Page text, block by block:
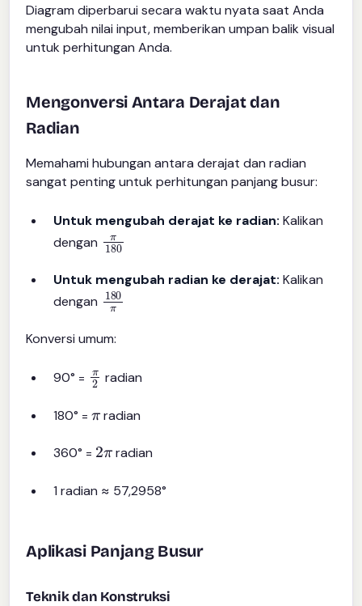
Diagram diperbarui secara waktu nyata saat Anda
mengubah nilai input, memberikan umpan balik visual
untuk perhitungan Anda.
Mengonversi Antara Derajat dan
Radian
Memahami hubungan antara derajat dan radian
sangat penting untuk perhitungan panjang busur:
Untuk mengubah derajat ke radian: Kalikan
dengan
π180
Untuk mengubah radian ke derajat: Kalikan
dengan
180π
Konversi umum:
90° =
π2
radian
180° = radian
360° =
2
radian
1 radian ≈ 57,2958°
Aplikasi Panjang Busur
Teknik dan Konstruksi